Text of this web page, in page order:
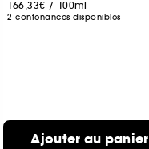
166,33€ / 100ml
2 contenances disponibles
Ajouter au panier